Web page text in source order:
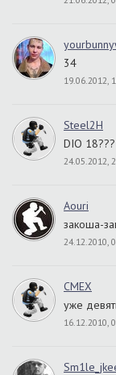
34
19.06.2012,
Steel2H
DIO
24.05.2012,
Aouri
закоша-
24.12.2010,
CMEX
уже
16.12.2010,